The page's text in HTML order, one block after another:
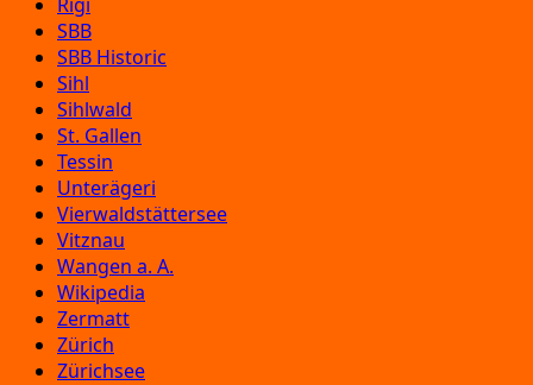
SBB
SBB Historic
Sihl
Sihlwald
St. Gallen
Tessin
Unterägeri
Vierwaldstättersee
Vitznau
Wangen a. A.
Wikipedia
Zermatt
Zürich
Zürichsee